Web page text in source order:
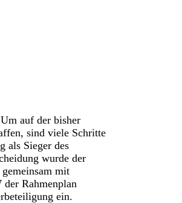
auf der bisher
sind viele Schritte
als Sieger des
wurde der
mit
Rahmenplan
ein.